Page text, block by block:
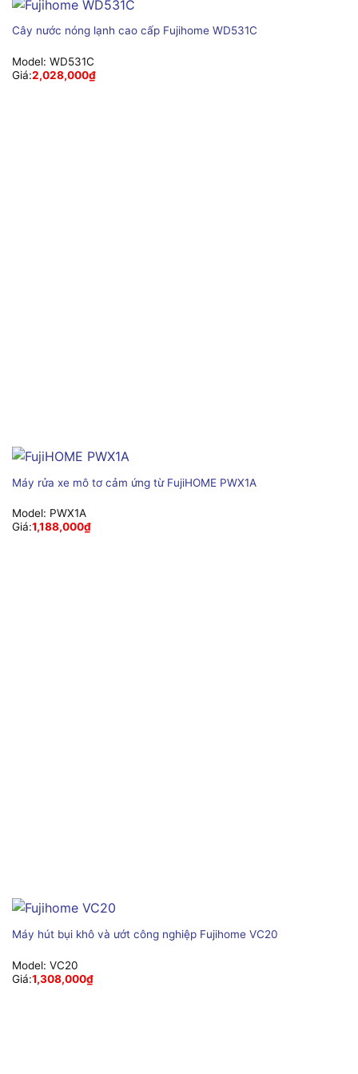
Cây nước nóng lạnh cao cấp Fujihome WD531C
Model: WD531C
Giá:2,028,000₫
Máy rửa xe mô tơ cảm ứng từ FujiHOME PWX1A
Model: PWX1A
Giá:1,188,000₫
Máy hút bụi khô và ướt công nghiệp Fujihome VC20
Model: VC20
Giá:1,308,000₫